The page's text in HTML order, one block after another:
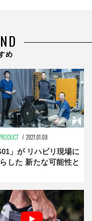
め
2021.01.08
」が リハビリ現場に
した 新たな可能性と